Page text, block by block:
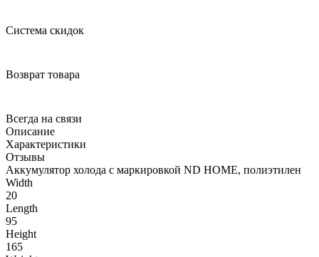
Система скидок
Возврат товара
Всегда на связи
Описание
Характеристики
Отзывы
Аккумулятор холода с маркировкой ND HOME, полиэтилен
Width
20
Length
95
Height
165